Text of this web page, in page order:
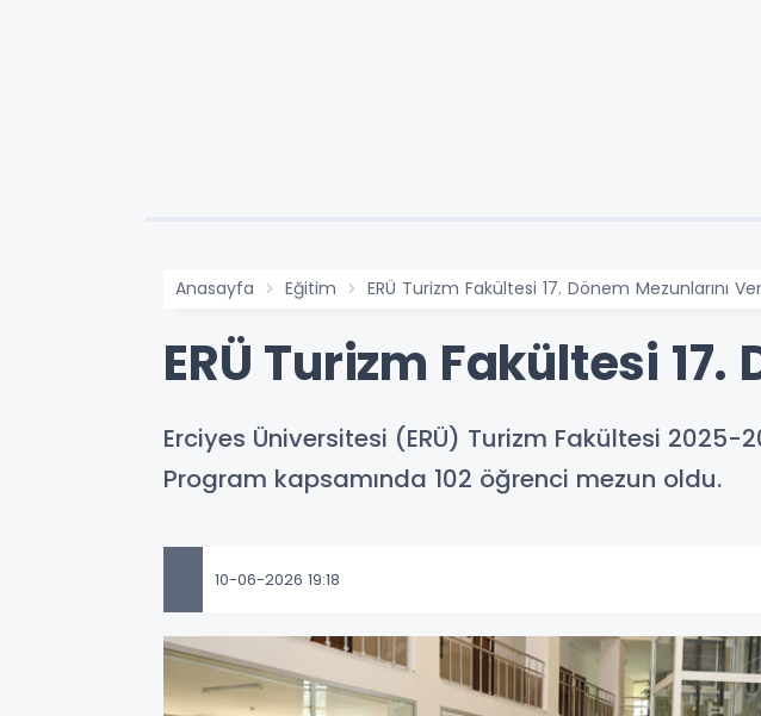
Anasayfa Eğitim ERÜ Turizm Fakültesi 17. Dönem Mezunlarını
ERÜ Turizm Fakültesi
Erciyes Üniversitesi (ERÜ) Turizm Fakültesi 2025-
Program kapsamında 102 öğrenci mezun oldu.
10-06-2026 19:18